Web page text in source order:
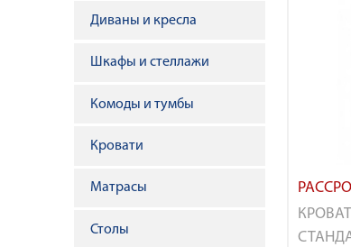
Диваны и кресла
Шкафы и стеллажи
Комоды и тумбы
Кровати
Матрасы
Столы